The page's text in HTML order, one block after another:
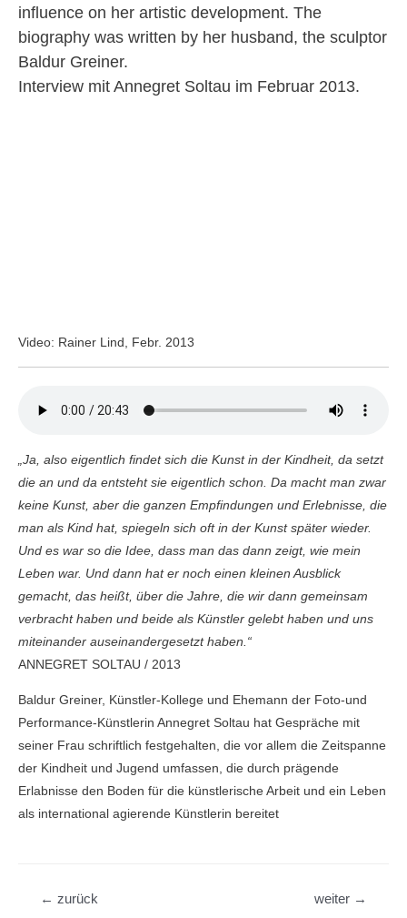
influence on her artistic development. The
biography was written by her husband, the sculptor
Baldur Greiner.
Interview mit Annegret Soltau im Februar 2013.
Video: Rainer Lind, Febr. 2013
„Ja, also eigentlich findet sich die Kunst in der Kindheit, da setzt
die an und da entsteht sie eigentlich schon. Da macht man zwar
keine Kunst, aber die ganzen Empfindungen und Erlebnisse, die
man als Kind hat, spiegeln sich oft in der Kunst später wieder.
Und es war so die Idee, dass man das dann zeigt, wie mein
Leben war. Und dann hat er noch einen kleinen Ausblick
gemacht, das heißt, über die Jahre, die wir dann gemeinsam
verbracht haben und beide als Künstler gelebt haben und uns
miteinander auseinandergesetzt haben.“
ANNEGRET SOLTAU / 2013
Baldur Greiner, Künstler-Kollege und Ehemann der Foto-und
Performance-Künstlerin Annegret Soltau hat Gespräche mit
seiner Frau schriftlich festgehalten, die vor allem die Zeitspanne
der Kindheit und Jugend umfassen, die durch prägende
Erlabnisse den Boden für die künstlerische Arbeit und ein Leben
als international agierende Künstlerin bereitet
Beitragsnavigation
← zurück weiter →